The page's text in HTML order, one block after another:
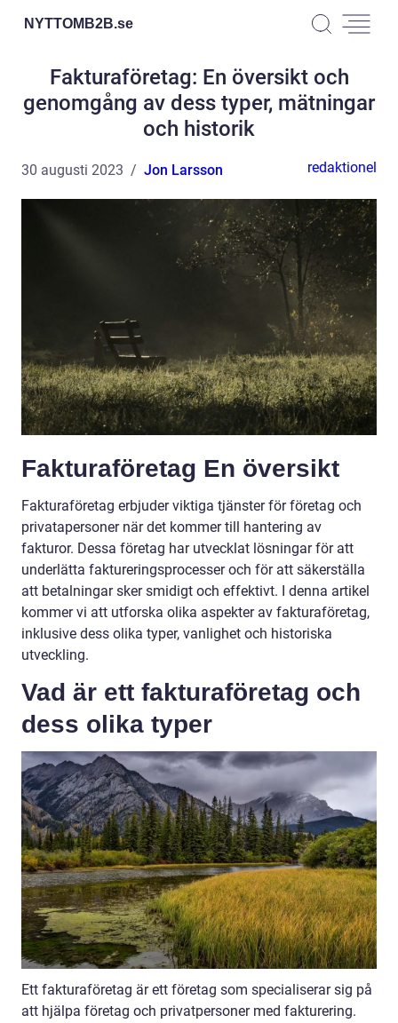
NYTTOMB2B.se
Fakturaföretag: En översikt och
genomgång av dess typer, mätningar
och historik
30 augusti 2023 Jon Larsson redaktionel
Fakturaföretag En översikt
Fakturaföretag erbjuder viktiga tjänster för företag och
privatapersoner när det kommer till hantering av
fakturor. Dessa företag har utvecklat lösningar för att
underlätta faktureringsprocesser och för att säkerställa
att betalningar sker smidigt och effektivt. I denna artikel
kommer vi att utforska olika aspekter av fakturaföretag,
inklusive dess olika typer, vanlighet och historiska
utveckling.
Vad är ett fakturaföretag och
dess olika typer
Ett fakturaföretag är ett företag som specialiserar sig på
att hjälpa företag och privatpersoner med fakturering.